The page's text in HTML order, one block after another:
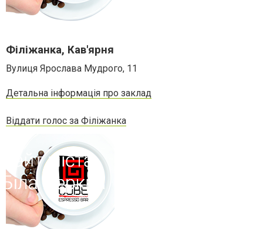
Філіжанка, Кав'ярня
Вулиця Ярослава Мудрого, 11
Детальна інформація про заклад
Віддати голос за Філіжанка